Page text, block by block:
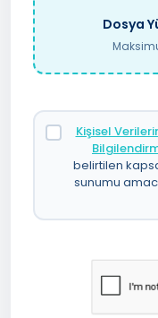
Dosya
Kişisel
belirtilen
sunumu